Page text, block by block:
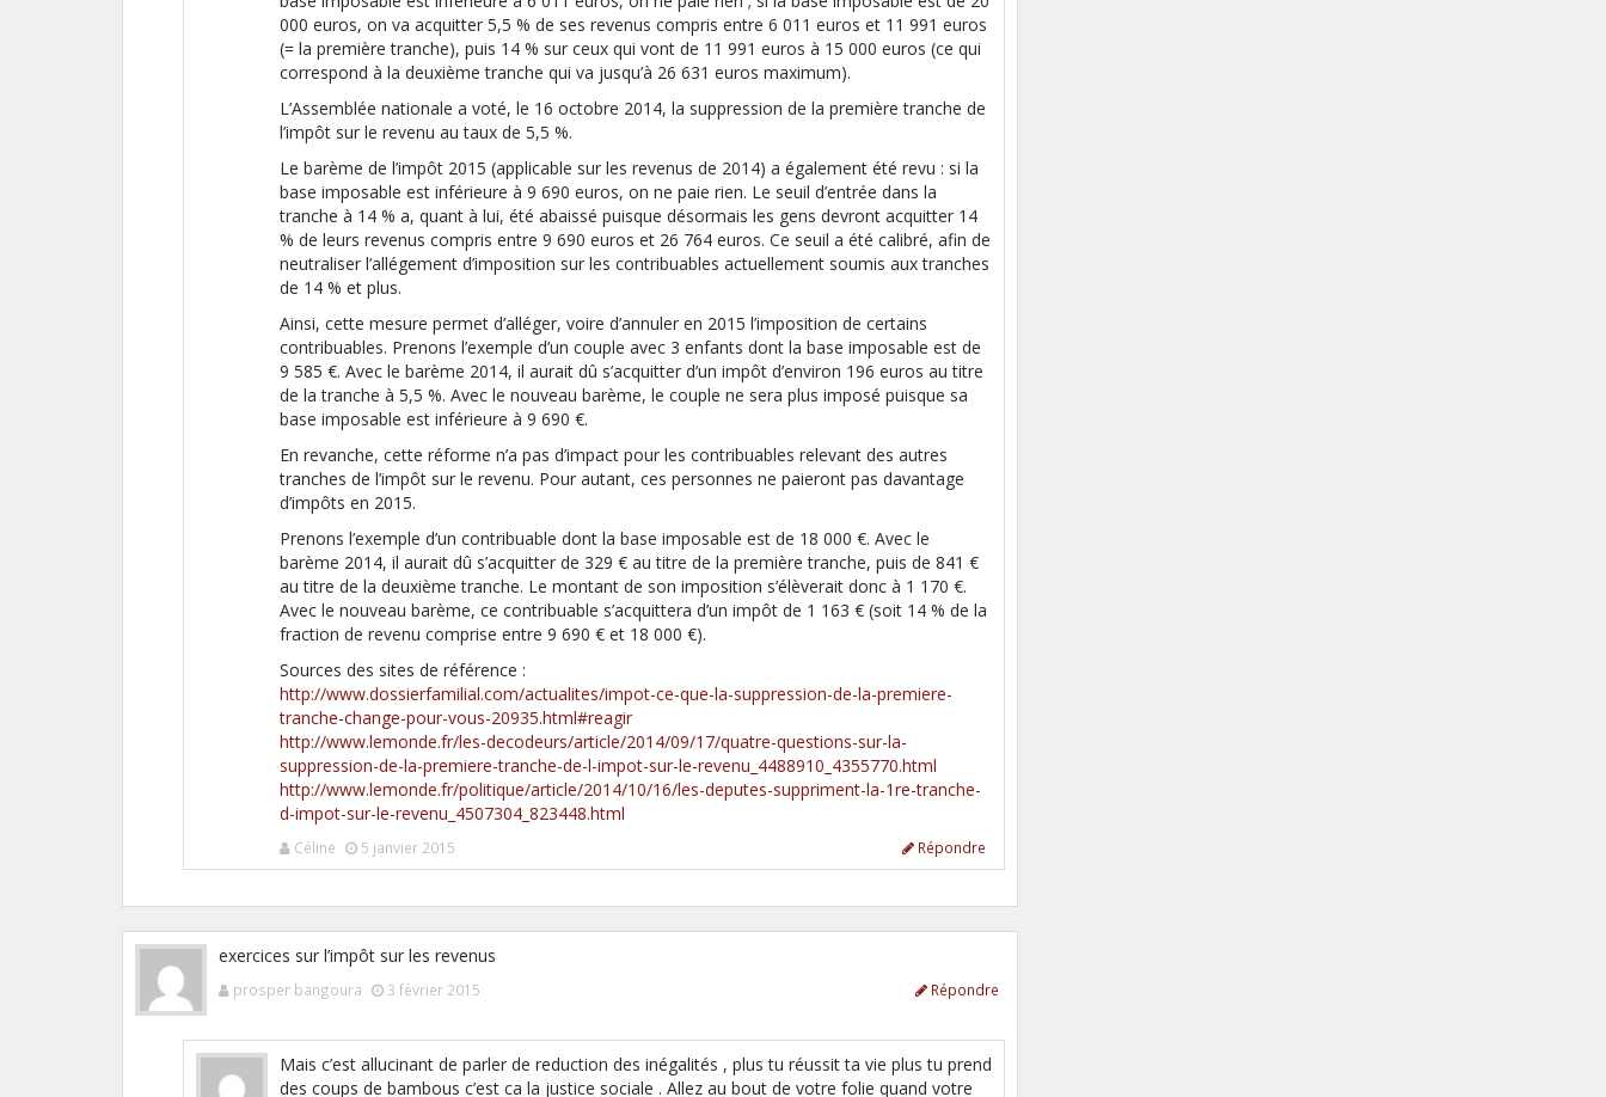
000 euros, on va acquitter 5,5 % de ses revenus compris entre 6 011 euros et 11 991 euros
(= la première tranche), puis 14 % sur ceux qui vont de 11 991 euros à 15 000 euros (ce qui
correspond à la deuxième tranche qui va jusqu’à 26 631 euros maximum).
L’Assemblée nationale a voté, le 16 octobre 2014, la suppression de la première tranche de
l’impôt sur le revenu au taux de 5,5 %.
Le barème de l’impôt 2015 (applicable sur les revenus de 2014) a également été revu : si la
base imposable est inférieure à 9 690 euros, on ne paie rien. Le seuil d’entrée dans la
tranche à 14 % a, quant à lui, été abaissé puisque désormais les gens devront acquitter 14
% de leurs revenus compris entre 9 690 euros et 26 764 euros. Ce seuil a été calibré, afin de
neutraliser l’allégement d’imposition sur les contribuables actuellement soumis aux tranches
de 14 % et plus.
Ainsi, cette mesure permet d’alléger, voire d’annuler en 2015 l’imposition de certains
contribuables. Prenons l’exemple d’un couple avec 3 enfants dont la base imposable est de
9 585 €. Avec le barème 2014, il aurait dû s’acquitter d’un impôt d’environ 196 euros au titre
de la tranche à 5,5 %. Avec le nouveau barème, le couple ne sera plus imposé puisque sa
base imposable est inférieure à 9 690 €.
En revanche, cette réforme n’a pas d’impact pour les contribuables relevant des autres
tranches de l’impôt sur le revenu. Pour autant, ces personnes ne paieront pas davantage
d’impôts en 2015.
Prenons l’exemple d’un contribuable dont la base imposable est de 18 000 €. Avec le
barème 2014, il aurait dû s’acquitter de 329 € au titre de la première tranche, puis de 841 €
au titre de la deuxième tranche. Le montant de son imposition s’élèverait donc à 1 170 €.
Avec le nouveau barème, ce contribuable s’acquittera d’un impôt de 1 163 € (soit 14 % de la
fraction de revenu comprise entre 9 690 € et 18 000 €).
Sources des sites de référence :
http://www.dossierfamilial.com/actualites/impot-ce-que-la-suppression-de-la-premiere-
tranche-change-pour-vous-20935.html#reagir
http://www.lemonde.fr/les-decodeurs/article/2014/09/17/quatre-questions-sur-la-
suppression-de-la-premiere-tranche-de-l-impot-sur-le-revenu_4488910_4355770.html
http://www.lemonde.fr/politique/article/2014/10/16/les-deputes-suppriment-la-1re-tranche-
d-impot-sur-le-revenu_4507304_823448.html
Céline 5 janvier 2015 Répondre
exercices sur l’impôt sur les revenus
prosper bangoura 3 février 2015 Répondre
Mais c’est allucinant de parler de reduction des inégalités , plus tu réussit ta vie plus tu prend
des coups de bambous c’est ca la justice sociale . Allez au bout de votre folie quand votre